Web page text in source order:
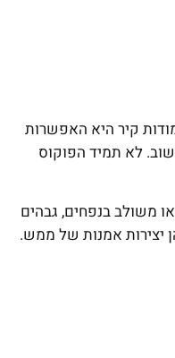
קיר היא האפשרות
לא תמיד הפוקוס
משולב בנפחים, גבהים
יצירות אמנות של ממש.